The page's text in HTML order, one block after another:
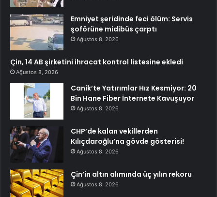
Emniyet şeridinde feci ölüm: Servis
şoförüne midibüs çarptı
Ağustos 8, 2026
Çin, 14 AB şirketini ihracat kontrol listesine ekledi
Ağustos 8, 2026
Canik’te Yatırımlar Hız Kesmiyor: 20
Bin Hane Fiber İnternete Kavuşuyor
Ağustos 8, 2026
CHP’de kalan vekillerden
Kılıçdaroğlu’na gövde gösterisi!
Ağustos 8, 2026
Çin’in altın alımında üç yılın rekoru
Ağustos 8, 2026